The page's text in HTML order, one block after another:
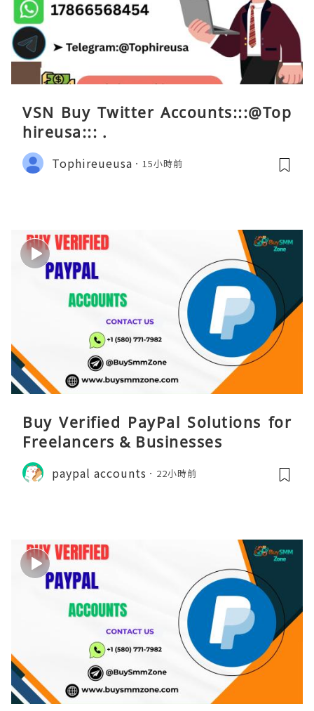
VSN Buy Twitter Accounts:::@Top
hireusa::: .
Tophireueusa 15小時前
Buy Verified PayPal Solutions for
Freelancers & Businesses
paypal accounts 22小時前